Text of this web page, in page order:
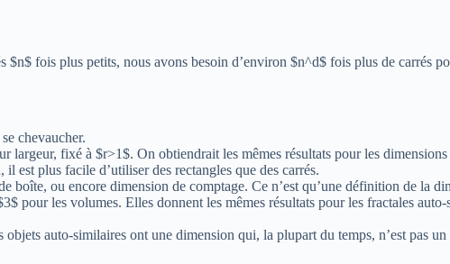
fois plus petits, nous avons besoin d’environ $n^d$ fois plus de carrés
chevaucher.
fixé à $r>1$. On obtiendrait les mêmes résultats pour les dimensions
est plus facile d’utiliser des rectangles que des carrés.
ou encore dimension de comptage. Ce n’est qu’une définition de la
pour les volumes. Elles donnent les mêmes résultats pour les fractales
auto-similaires ont une dimension qui, la plupart du temps, n’est pas